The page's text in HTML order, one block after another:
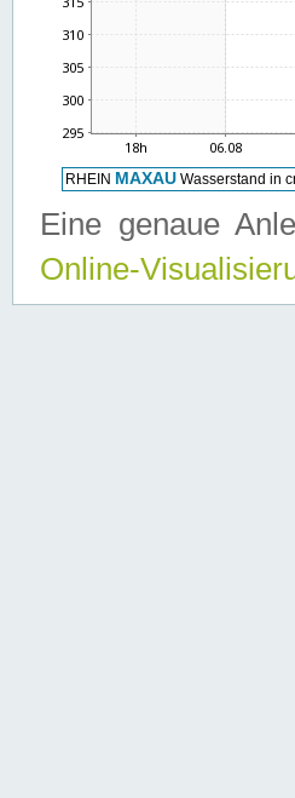
Eine genaue
Online-